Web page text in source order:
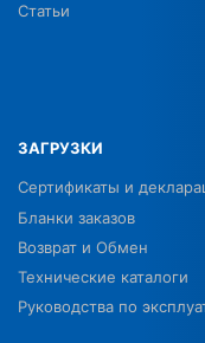
Статьи
ЗАГРУЗКИ
Сертификаты и
Бланки заказов
Возврат и Обмен
Технические каталоги
Руководства по